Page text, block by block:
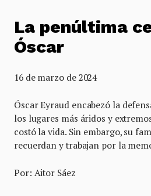
La penúltima
Óscar
16 de marzo de 2024
Óscar Eyraud encabezó la
los lugares más áridos y
costó la vida. Sin embargo, su
recuerdan y trabajan por la
Por: Aitor Sáez